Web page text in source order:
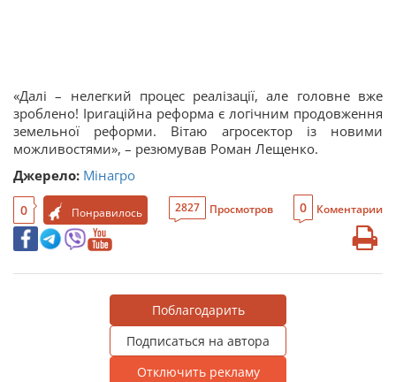
«Далі – нелегкий процес реалізації, але головне вже
зроблено! Іригаційна реформа є логічним продовження
земельної реформи. Вітаю агросектор із новими
можливостями», – резюмував Роман Лещенко.
Джерело: Мінагро
0 Понравилось 2827 Просмотров 0 Коментарии
Поблагодарить
Подписаться на автора
Отключить рекламу